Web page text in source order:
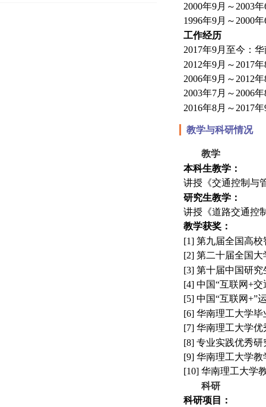
2000年9月～ 2003年
1996年9月～2000年
工作经历
2017年9月至今：
2012年9月～ 2017年
2006年9月～ 2012年
2003年7月～ 2006年
2016年8月～ 2017年
教学与科研情况
教学
本科生教学：
讲授《交通控制与
研究生教学：
讲授《道路交通控
教学获奖：
[1] 第九届全国高
[2] 第二十届全国
[3] 第十届中国研
[4] 中国“互联网+交
[5] 中国“互联网+”
[6] 华南理工大学
[7] 华南理工大学
[8] 专业实践优秀
[9] 华南理工大学
[10] 华南理工大学
科研
科研项目：